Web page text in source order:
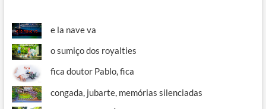
e la nave va
o sumiço dos royalties
fica doutor Pablo, fica
congada, jubarte, memórias silenciadas